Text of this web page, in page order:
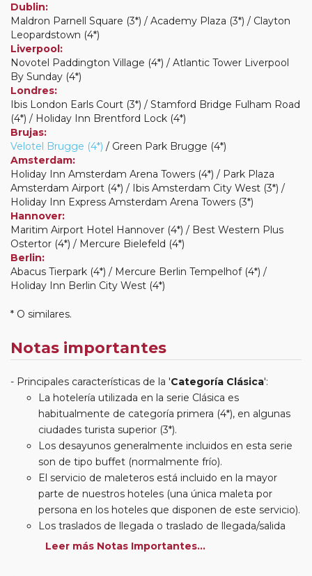
Dublin:
Maldron Parnell Square (3*) / Academy Plaza (3*) / Clayton
Leopardstown (4*)
Liverpool:
Novotel Paddington Village (4*) / Atlantic Tower Liverpool
By Sunday (4*)
Londres:
Ibis London Earls Court (3*) / Stamford Bridge Fulham Road
(4*) / Holiday Inn Brentford Lock (4*)
Brujas:
Velotel Brugge (4*) / Green Park Brugge (4*)
Amsterdam:
Holiday Inn Amsterdam Arena Towers (4*) / Park Plaza
Amsterdam Airport (4*) / Ibis Amsterdam City West (3*) /
Holiday Inn Express Amsterdam Arena Towers (3*)
Hannover:
Maritim Airport Hotel Hannover (4*) / Best Western Plus
Ostertor (4*) / Mercure Bielefeld (4*)
Berlin:
Abacus Tierpark (4*) / Mercure Berlin Tempelhof (4*) /
Holiday Inn Berlin City West (4*)
* O similares.
Notas importantes
Principales características de la 'Categoría Clásica':
La hotelería utilizada en la serie Clásica es
habitualmente de categoría primera (4*), en algunas
ciudades turista superior (3*).
Los desayunos generalmente incluidos en esta serie
son de tipo buffet (normalmente frío).
El servicio de maleteros está incluido en la mayor
parte de nuestros hoteles (una única maleta por
persona en los hoteles que disponen de este servicio).
Los traslados de llegada o traslado de llegada/salida
estarán incluidos según itinerario.
Leer más Notas Importantes...